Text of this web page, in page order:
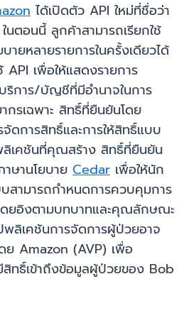
ได้เปิดตัว API ใหม่ที่ชื่อว่า
ตอนนี้ ลูกค้าสามารถเรียกใช้
ายหลายรายการในครั้งเดียวได้
API เพื่อให้แสดงรายการ
ริการ/บัญชีที่มีอำนาจในการ
กรเฉพาะ สิทธิ์ที่ยืนยันโดย
ดการสิทธิ์และการให้สิทธิ์แบบ
ลิเคชันที่คุณสร้าง สิทธิ์ที่ยืนยัน
ษานโยบาย Cedar เพื่อให้นัก
สามารถกำหนดการควบคุมการ
ดยอิงตามบทบาทและคุณลักษณะ
ลิเคชันการจัดการผู้ป่วยอาจ
ย Amazon (AVP) เพื่อ
ทธิ์เข้าถึงข้อมูลผู้ป่วยของ Bob